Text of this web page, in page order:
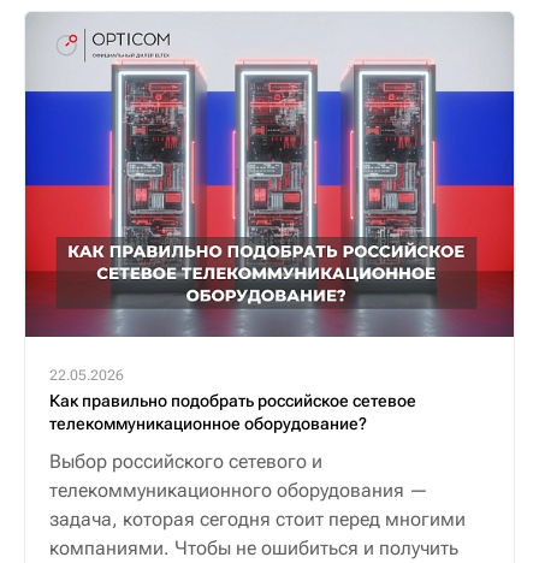
22.05.2026
Как правильно подобрать российское сетевое
телекоммуникационное оборудование?
Выбор российского сетевого и
телекоммуникационного оборудования —
задача, которая сегодня стоит перед многими
компаниями. Чтобы не ошибиться и получить